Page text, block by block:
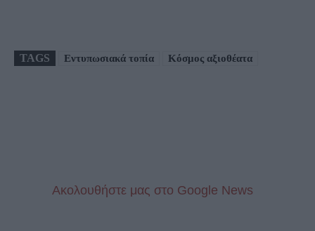
TAGS Εντυπωσιακά τοπία Κόσμος αξιοθέατα
Aκολουθήστε μας στo Google News